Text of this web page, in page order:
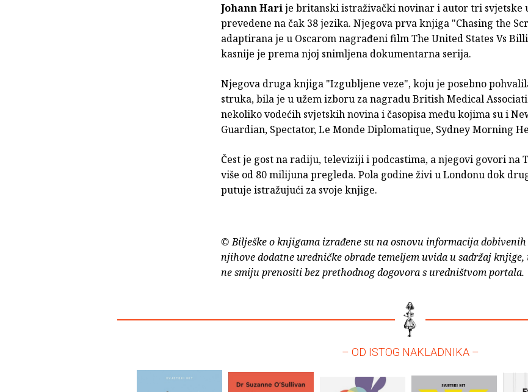
Johann Harije britanski istraživački novinar i autor tri svjetske
prevedene na čak 38 jezika. Njegova prva knjiga "Chasing the
adaptirana je u Oscarom nagrađeni film The United States Vs
kasnije je prema njoj snimljena dokumentarna serija.
Njegova druga knjiga "Izgubljene veze", koju je posebno
struka, bila je u užem izboru za nagradu British Medical
nekoliko vodećih svjetskih novina i časopisa među kojima su i
Guardian, Spectator, Le Monde Diplomatique, Sydney Morning
Čest je gost na radiju, televiziji i podcastima, a njegovi govori na
više od 80 milijuna pregleda. Pola godine živi u Londonu dok
putuje istražujući za svoje knjige.
© Bilješke o knjigama izrađene su na osnovu informacija
njihove dodatne uredničke obrade temeljem uvida u sadržaj knjige,
ne smiju prenositi bez prethodnog dogovora s uredništvom portala.
– OD ISTOG NAKLADNIKA –